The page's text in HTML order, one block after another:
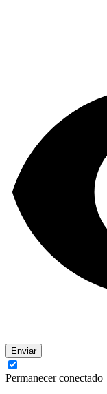
Enviar
Permanecer conectado